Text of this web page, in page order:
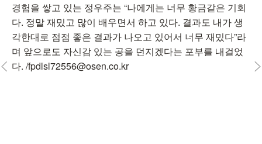
경험을 쌓고 있는 정우주는 “나에게는 너무 황금같은 기회
다. 정말 재밌고 많이 배우면서 하고 있다. 결과도 내가 생
각한대로 점점 좋은 결과가 나오고 있어서 너무 재밌다”라
며 앞으로도 자신감 있는 공을 던지겠다는 포부를 내걸었
다. /fpdlsl72556@osen.co.kr